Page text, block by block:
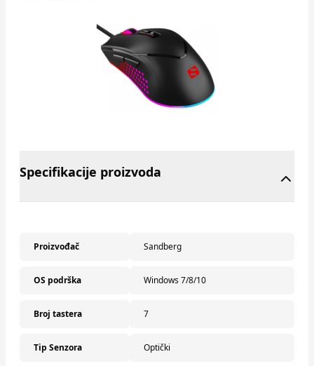
Specifikacije proizvoda
Proizvođač Sandberg
OS podrška Windows 7/8/10
Broj tastera 7
Tip Senzora Optički